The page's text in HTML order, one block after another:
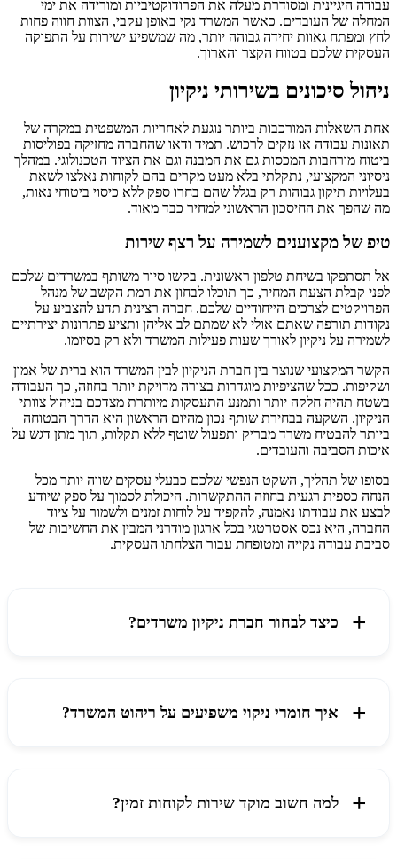
עבודה היגיינית ומסודרת מעלה את הפרודוקטיביות ומורידה את ימי
המחלה של העובדים. כאשר המשרד נקי באופן עקבי, הצוות חווה פחות
לחץ ומפתח גאוות יחידה גבוהה יותר, מה שמשפיע ישירות על התפוקה
העסקית שלכם בטווח הקצר והארוך.
ניהול סיכונים בשירותי ניקיון
אחת השאלות המורכבות ביותר נוגעת לאחריות המשפטית במקרה של
תאונות עבודה או נזקים לרכוש. תמיד ודאו שהחברה מחזיקה בפוליסות
ביטוח מורחבות המכסות גם את המבנה וגם את הציוד הטכנולוגי. במהלך
ניסיוני המקצועי, נתקלתי בלא מעט מקרים בהם לקוחות נאלצו לשאת
בעלויות תיקון גבוהות רק בגלל שהם בחרו ספק ללא כיסוי ביטוחי נאות,
מה שהפך את החיסכון הראשוני למחיר כבד מאוד.
טיפ של מקצוענים לשמירה על רצף שירות
אל תסתפקו בשיחת טלפון ראשונית. בקשו סיור משותף במשרדים שלכם
לפני קבלת הצעת המחיר, כך תוכלו לבחון את רמת הקשב של מנהל
הפרויקטים לצרכים הייחודיים שלכם. חברה רצינית תדע להצביע על
נקודות תורפה שאתם אולי לא שמתם לב אליהן ותציע פתרונות יצירתיים
לשמירה על ניקיון לאורך שעות פעילות המשרד ולא רק בסיומו.
הקשר המקצועי שנוצר בין חברת הניקיון לבין המשרד הוא ברית של אמון
ושקיפות. ככל שהציפיות מוגדרות בצורה מדויקת יותר בחוזה, כך העבודה
בשטח תהיה חלקה יותר ותמנע התעסקות מיותרת מצדכם בניהול צוותי
הניקיון. השקעה בבחירת שותף נכון מהיום הראשון היא הדרך הבטוחה
ביותר להבטיח משרד מבריק ותפעול שוטף ללא תקלות, תוך מתן דגש על
איכות הסביבה והעובדים.
בסופו של תהליך, השקט הנפשי שלכם כבעלי עסקים שווה יותר מכל
הנחה כספית רגעית בחוזה ההתקשרות. היכולת לסמוך על ספק שיודע
לבצע את עבודתו נאמנה, להקפיד על לוחות זמנים ולשמור על ציוד
החברה, היא נכס אסטרטגי בכל ארגון מודרני המבין את החשיבות של
סביבת עבודה נקייה ומטופחת עבור הצלחתו העסקית.
כיצד לבחור חברת ניקיון משרדים?
איך חומרי ניקוי משפיעים על ריהוט המשרד?
למה חשוב מוקד שירות לקוחות זמין?